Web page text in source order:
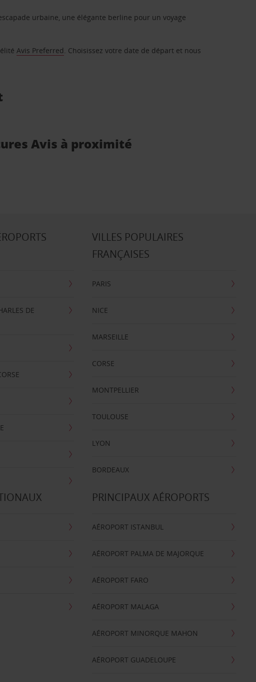
urbaine, une élégante berline pour un voyage
Avis Preferred. Choisissez votre date de départ et nous
Avis à proximité
DE
VILLES POPULAIRES
FRANÇAISES
PARIS
NICE
MARSEILLE
CORSE
MONTPELLIER
TOULOUSE
LYON
BORDEAUX
PRINCIPAUX AÉROPORTS
AÉROPORT ISTANBUL
AÉROPORT PALMA DE MAJORQUE
AÉROPORT FARO
AÉROPORT MALAGA
AÉROPORT MINORQUE MAHON
AÉROPORT GUADELOUPE